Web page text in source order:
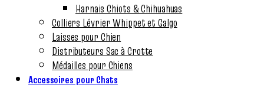
Harnais Chiots & Chihuahuas
Colliers Lévrier Whippet et Galgo
Laisses pour Chien
Distributeurs Sac à Crotte
Médailles pour Chiens
Accessoires pour Chats